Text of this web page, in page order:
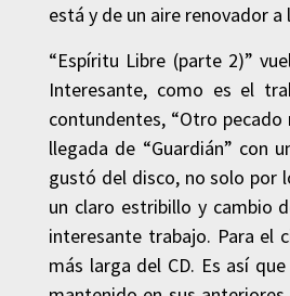
está y de un aire renovador
“Espíritu Libre (parte 2)”
Interesante, como es el
contundentes, “Otro
llegada de “Guardián” con
gustó del disco, no solo por
un claro estribillo y cambio
interesante trabajo. Para el
más larga del CD. Es así